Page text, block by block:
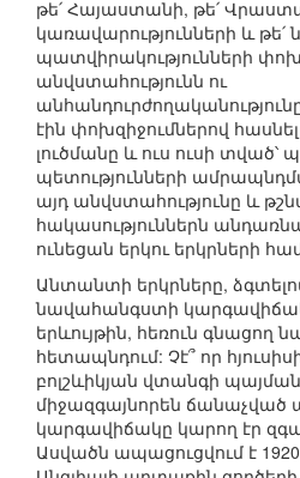
թե՛ Հայաստանի, թե՛
կառավարությունների և թե՛
պատվիրակությունների
անվստահությունն ու
էին փոխզիջումներով
լուծմանը և ուս ուսի տված՝
պետությունների
այդ անվստահությունը և
հակասություններն
ունեցան երկու երկրների
Անտանտի երկրները,
նավահանգստի կարգավիճակ
երևույթին, հեռուն գնացող
հետապնդում: Չէ՞ որ
բոլշևիկյան վտանգի
միջազգայնորեն
կարգավիճակը կարող էր
Ասվածն ապացուցվում է